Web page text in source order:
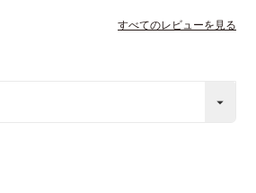
すべてのレビューを見る